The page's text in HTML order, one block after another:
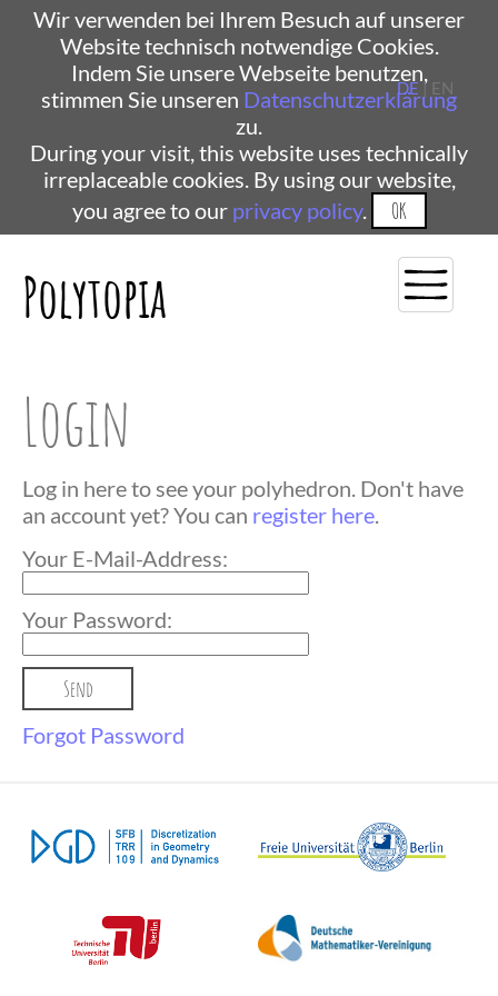
Wir verwenden bei Ihrem Besuch auf unserer
Website technisch notwendige Cookies.
Indem Sie unsere Webseite benutzen,
stimmen Sie unseren Datenschutzerklärung
zu.
During your visit, this website uses technically
irreplaceable cookies. By using our website,
you agree to our privacy policy. OK
Polytopia
DE| EN
Login
Log in here to see your polyhedron. Don't have
an account yet? You can register here.
Your E-Mail-Address:
Your Password:
Forgot Password